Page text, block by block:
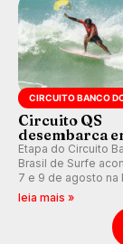
CIRCUITO BANCO
Circuito QS
desembarca
Etapa do Circuito
Brasil de Surfe
7 e 9 de agosto na
Miami (RN), em
válidas pelo
(QS) 4.000 e pela
vagas no
leia mais »